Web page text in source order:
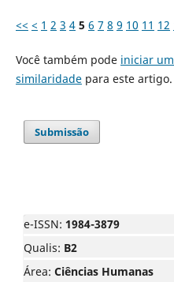
<< < 1 2 3 4 5 6 7 8 9 10 11 12
Você também pode iniciar
similaridadepara este artigo.
Submissão
e-ISSN: 1984-3879
Qualis: B2
Área: Ciências Humanas